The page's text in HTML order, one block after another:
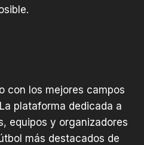
con los mejores campos
plataforma dedicada a
equipos y organizadores
más destacados de